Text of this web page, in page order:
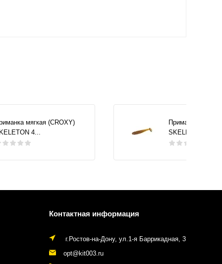
мягкая (CROXY)
4...
Приманка мягкая
SKELETON 4...
Контактная информация
г.Ростов-на-Дону, ул.1-я Баррикадная, 3
opt@kit003.ru